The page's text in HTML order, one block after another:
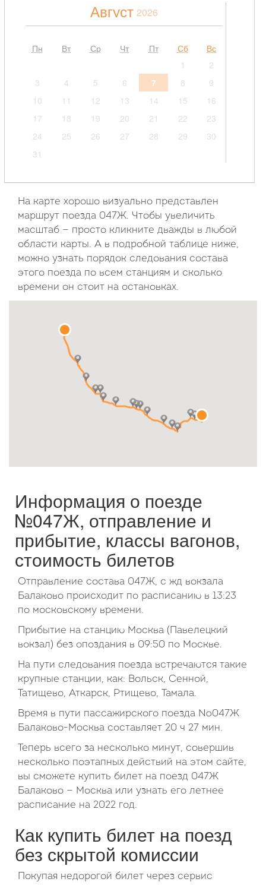
Август 2026
Пн Вт Ср Чт Пт Сб
Вс
1
2
3
4 5 6 7 8
9
10
11 12 13 14 15
16
17
18 19 20 21 22
23
24
25 26 27 28 29
30
31
Пн Вт Ср Чт Пт Сб
Вс
1
2 3 4 5
6
7
8 9 10 11 12
13
14
15 16 17 18 19
21
22 23 24 25 26
27
Октябрь
1
2
4
10
На карте хорошо визуально представлен
маршрут поезда 047Ж. Чтобы увеличить
масштаб — просто кликните дважды в любой
области карты. А в подробной таблице ниже,
можно узнать порядок следования состава
этого поезда по всем станциям и сколько
времени он стоит на остановках.
Информация о поезде
№047Ж, отправление и
прибытие, классы вагонов,
стоимость билетов
Отправление состава 047Ж, с жд вокзала
Балаково происходит по расписанию в 13:23
по московскому времени.
Прибытие на станцию Москва (Павелецкий
вокзал) без опоздания в 09:50 по Москве.
На пути следования поезда встречаются такие
крупные станции, как: Вольск, Сенной,
Татищево, Аткарск, Ртищево, Тамала.
Время в пути пассажирского поезда №047Ж
Балаково-Москва составляет 20 ч 27 мин.
Теперь всего за несколько минут, совершив
несколько поэтапных действий на этом сайте,
вы сможете купить билет на поезд 047Ж
Балаково — Москва или узнать его летнее
расписание на 2022 год.
Как купить билет на поезд
без скрытой комиссии
Покупая недорогой билет через сервис